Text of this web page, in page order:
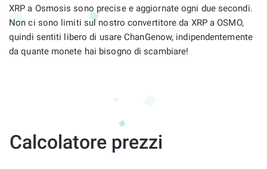
XRP a Osmosis sono precise e aggiornate ogni due secondi.
Non ci sono limiti sul nostro convertitore da XRP a OSMO,
quindi sentiti libero di usare ChanGenow, indipendentemente
da quante monete hai bisogno di scambiare!
Calcolatore prezzi